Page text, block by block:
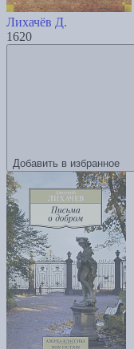
Лихачёв Д.
1620
Добавить в избранное